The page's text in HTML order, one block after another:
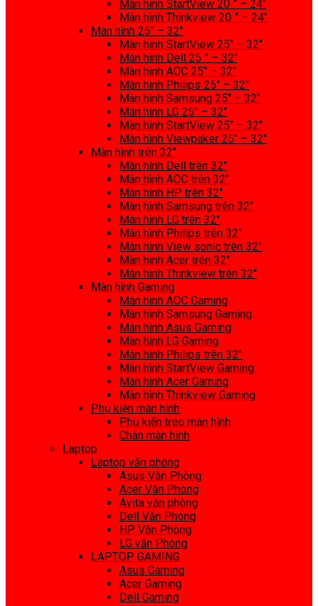
Màn hình StartView 20 ” – 24″
Màn hình Thinkview 20 ” – 24″
Màn hình 25″ – 32″
Màn hình StartView 25″ – 32″
Màn hình Dell 25 ” – 32″
Màn hình AOC 25″ – 32″
Màn hình Philips 25″ – 32″
Màn hình Samsung 25″ – 32″
Màn hình LG 25″ – 32″
Màn hình StartView 25″ – 32″
Màn hình Viewpaker 25″ – 32″
Màn hình trên 32″
Màn hình Dell trên 32″
Màn hình AOC trên 32″
Màn hình HP trên 32″
Màn hình Samsung trên 32″
Màn hình LG trên 32″
Màn hình Philips trên 32″
Màn hình View sonic trên 32″
Màn hình Acer trên 32″
Màn hình Thinkview trên 32″
Màn hình Gaming
Màn hình AOC Gaming
Màn hình Samsung Gaming
Màn hình Asus Gaming
Màn hình LG Gaming
Màn hình Philips trên 32″
Màn hình StartView Gaming
Màn hình Acer Gaming
Màn hình Thinkview Gaming
Phụ kiện màn hình
Phụ kiện treo màn hình
Chân màn hình
Laptop
Laptop văn phòng
Asus Văn Phòng
Acer Văn Phòng
Avita văn phòng
Dell Văn Phòng
HP Văn Phòng
LG văn Phòng
LAPTOP GAMING
Asus Gaming
Acer Gaming
Dell Gaming